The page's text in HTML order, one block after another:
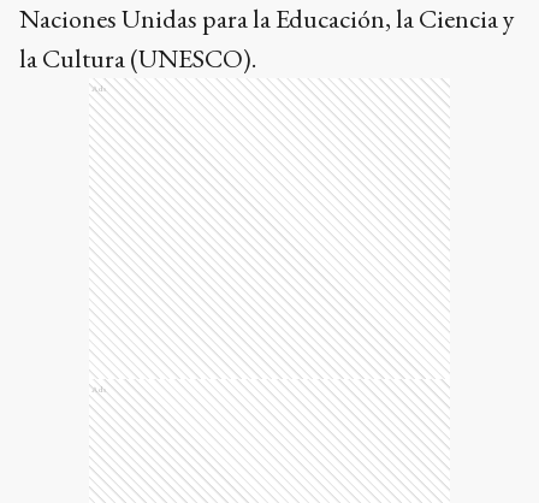
Naciones Unidas para la Educación, la Ciencia y
la Cultura (UNESCO).
Ads
Ads